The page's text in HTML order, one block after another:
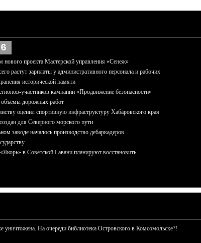
проекта Мастерской управления «Сенеж»
растут зарплаты у административного персонала и рабочих
исторической памяти
участников кампании «Продвижение безопасности»
дорожных работ
оценил спортивную инфраструктуру Хабаровского края
для Северного морского пути
заводе началось производство дебаркадеров
в Советской Гавани планируют восстановить
уничтожена. На очереди библиотека Островского в Комсомольске?!